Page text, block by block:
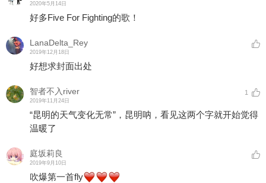
2020年5月14日
好多Five For Fighting的歌！
LanaDelta_Rey
2019年12月18日
好想求封面出处
智者不入river
2019年11月24日
1
“昆明的天气变化无常”，昆明呐，看见这两个字就开始觉得
温暖了
庭坂莉良
2019年9月10日
吹爆第一首fly